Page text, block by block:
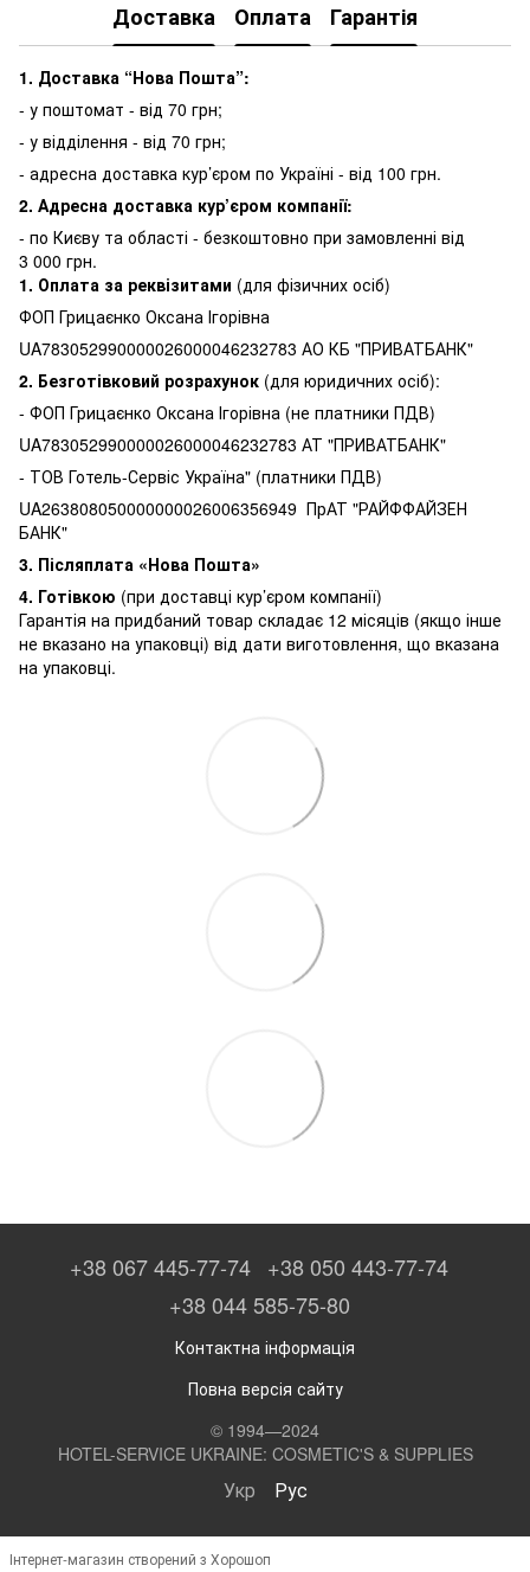
Доставка Оплата Гарантія
1. Доставка “Нова Пошта”:
- у поштомат - від 70 грн;
- у відділення - від 70 грн;
- адресна доставка кур’єром по Україні - від 100 грн.
2. Адресна доставка кур’єром компанії:
- по Києву та області - безкоштовно при замовленні від
3 000 грн.
1. Оплата за реквізитами (для фізичних осіб)
ФОП Грицаєнко Оксана Ігорівна
UA783052990000026000046232783 АО КБ "ПРИВАТБАНК"
2. Безготівковий розрахунок (для юридичних осіб):
- ФОП Грицаєнко Оксана Ігорівна (не платники ПДВ)
UA783052990000026000046232783 АТ "ПРИВАТБАНК"
- ТОВ Готель-Сервіс Україна" (платники ПДВ)
UA263808050000000026006356949 ПрАТ "РАЙФФАЙЗЕН
БАНК"
3. Післяплата «Нова Пошта»
4. Готівкою (при доставці кур’єром компанії)
Гарантія на придбаний товар складає 12 місяців (якщо інше
не вказано на упаковці) від дати виготовлення, що вказана
на упаковці.
+38 067 445-77-74 +38 050 443-77-74
+38 044 585-75-80
Контактна інформація
Повна версія сайту
© 1994—2024
HOTEL-SERVICE UKRAINE: COSMETIC'S & SUPPLIES
Укр Рус
Інтернет-магазин створений з Хорошоп